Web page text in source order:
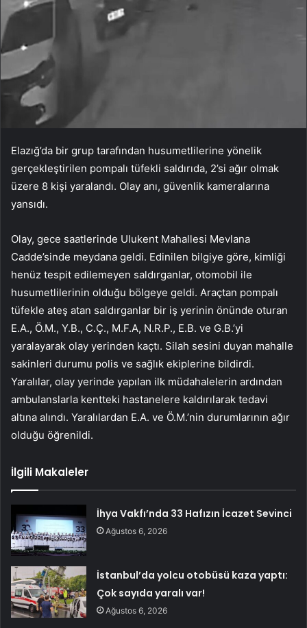
Elazığ’da bir grup tarafından husumetlilerine yönelik
gerçekleştirilen pompalı tüfekli saldırıda, 2’si ağır olmak
üzere 8 kişi yaralandı. Olay anı, güvenlik kameralarına
yansıdı.
Olay, gece saatlerinde Ulukent Mahallesi Mevlana
Cadde’sinde meydana geldi. Edinilen bilgiye göre, kimliği
henüz tespit edilemeyen saldırganlar, otomobil ile
husumetlilerinin olduğu bölgeye geldi. Araçtan pompalı
tüfekle ateş atan saldırganlar bir iş yerinin önünde oturan
E.A., Ö.M., Y.B., C.Ç., M.F.A, N.R.P., E.B. ve G.B.’yi
yaralayarak olay yerinden kaçtı. Silah sesini duyan mahalle
sakinleri durumu polis ve sağlık ekiplerine bildirdi.
Yaralılar, olay yerinde yapılan ilk müdahalelerin ardından
ambulanslarla kentteki hastanelere kaldırılarak tedavi
altına alındı. Yaralılardan E.A. ve Ö.M.’nin durumlarının ağır
olduğu öğrenildi.
İlgili Makaleler
İhya Vakfı’nda 33 Hafızın İcazet Sevinci
Ağustos 6, 2026
İstanbul’da yolcu otobüsü kaza yaptı:
Çok sayıda yaralı var!
Ağustos 6, 2026